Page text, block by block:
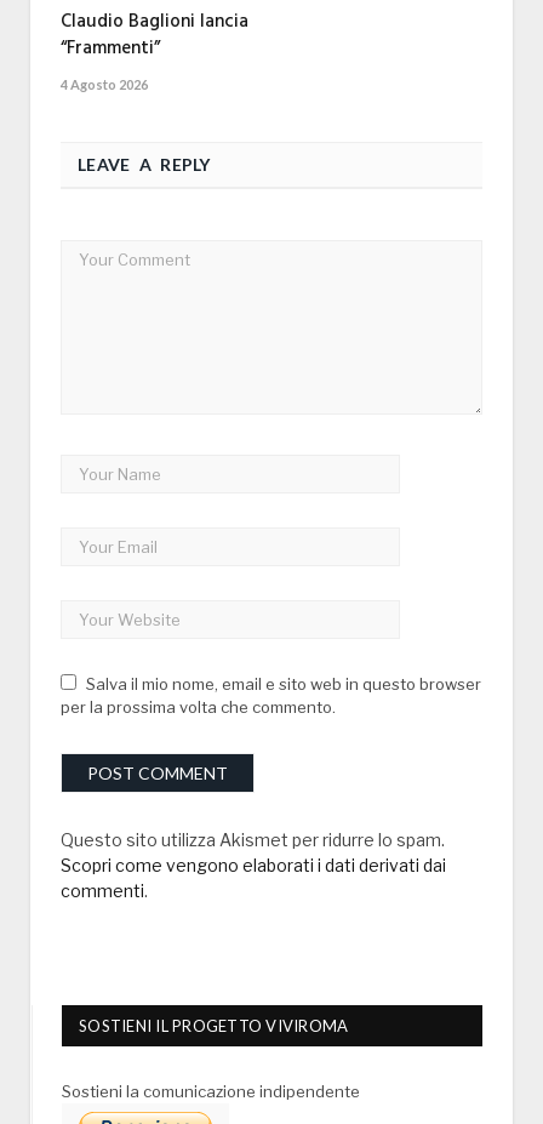
Claudio Baglioni lancia
“Frammenti”
4 Agosto 2026
LEAVE A REPLY
Salva il mio nome, email e sito web in questo browser
per la prossima volta che commento.
Questo sito utilizza Akismet per ridurre lo spam.
Scopri come vengono elaborati i dati derivati dai
commenti.
SOSTIENI IL PROGETTO VIVIROMA
Sostieni la comunicazione indipendente